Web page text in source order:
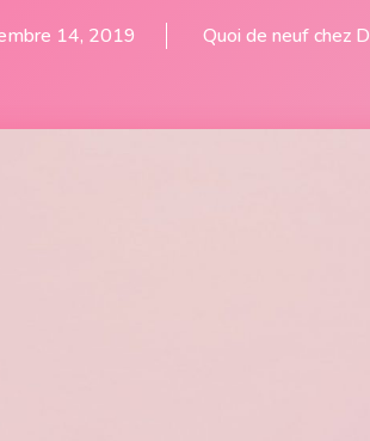
14, 2019 Quoi de neuf chez